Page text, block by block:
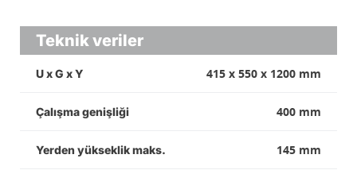
Teknik veriler
U x G x Y 415 x 550 x 1200 mm
Çalışma genişliği 400 mm
Yerden yükseklik maks. 145 mm